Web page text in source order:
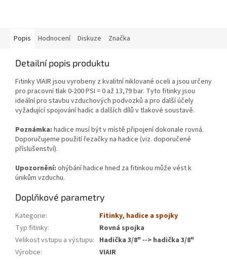
Popis Hodnocení Diskuze Značka
Detailní popis produktu
Fitinky VIAIR jsou vyrobeny z kvalitní niklované oceli a jsou určeny
pro pracovní tlak 0-200 PSI = 0 až 13,79 bar. Tyto fitinky jsou
ideální pro stavbu vzduchových podvozků a pro další účely
vyžadující spojování hadic a dalších dílů v tlakové soustavě.
Poznámka: hadice musí být v místě připojení dokonale rovná.
Doporučujeme použití řezačky na hadice (viz. doporučené
příslušenství).
Upozornění: ohýbání hadice hned za fitinkou může vést k
únikům vzduchu.
Doplňkové parametry
Kategorie:
Fitinky, hadice a spojky
Typ fitinky:
Rovná spojka
Velikost vstupu a výstupu: Hadička 3/8" --> hadička 3/8"
Výrobce: VIAIR